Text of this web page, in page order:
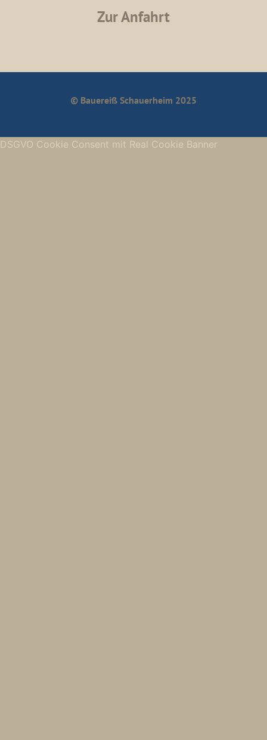
Zur Anfahrt
© Bauereiß Schauerheim 2025
DSGVO Cookie Consent mit Real Cookie Banner